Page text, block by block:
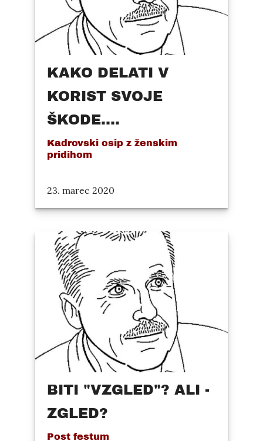
KAKO DELATI V
KORIST SVOJE
ŠKODE....
Kadrovski osip z ženskim
pridihom
23. marec 2020
BITI "VZGLED"? ALI -
ZGLED?
Post festum